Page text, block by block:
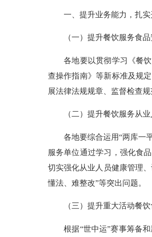
一、提升业务能力，扎实
（一）提升餐饮服务食品
各地要以贯彻学习《餐饮
查操作指南》等新标准及规
展法律法规规章、监督检查
（二）提升餐饮服务从业
各地要综合运用“两库一平
服务单位通过学习，强化食
切实强化从业人员健康管理
懂法、难整改”等突出问题。
（三）提升重大活动餐饮
根据“世中运”赛事筹备和